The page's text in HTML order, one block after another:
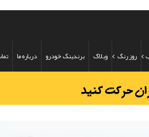
روز رنگ وبلاگ برندینگ خودرو درباره ما